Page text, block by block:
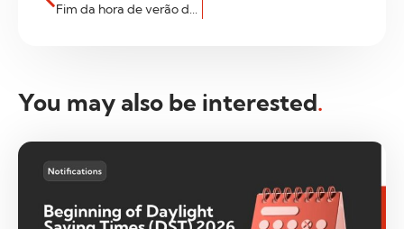
Fim da hora de verão de 2025 – Alterações aos horários de negociação
You may also be interested.